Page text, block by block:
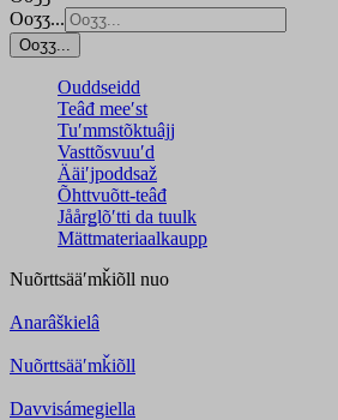
Ooʒʒ...
Ooʒʒ...
Ouddseidd
Teâđ meeʹst
Tuʹmmstõktuâjj
Vasttõsvuuʹd
Ääiʹjpoddsaž
Õhttvuõtt-teâđ
Jåårǥlõʹtti da tuulk
Mättmateriaalkaupp
Nuõrttsääʹmǩiõll nuo
Anarâškielâ
Nuõrttsääʹmǩiõll
Davvisámegiella